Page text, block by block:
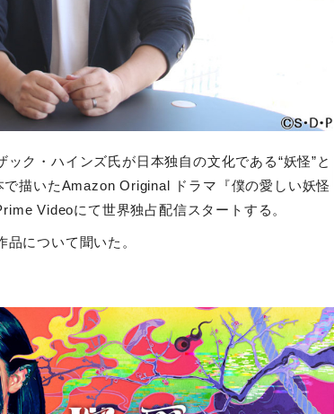
ク・ハインズ氏が日本独自の文化である“妖怪”と
で描いたAmazon Original ドラマ『僕の愛しい妖怪
Videoにて世界独占配信スタートする。
について聞いた。